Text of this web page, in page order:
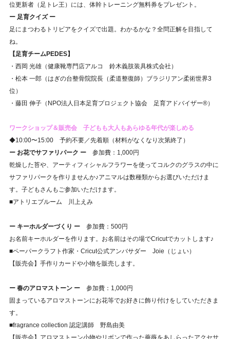
位更新者（足トレ王）には、体幹トレーニング無料券をプレゼント。
ー 足育クイズ ー
足にまつわるトリビアをクイズで出題。わかるかな？全問正解を目指して
ね。
【足育チームPEDES】
・西岡 光雄（健康靴専門店アルコ 鈴木義肢装具株式会社）
・松本 一郎（はぎの台整骨院院長（柔道整復師）ブラジリアン柔術世界3
位）
・藤田 伸子（NPO法人日本足育プロジェクト協会 足育アドバイザー®︎）
ワークショップ＆販売会 子どもも大人もあらゆる年代が楽しめる
◆10:00〜15:00 予約不要／先着順（材料がなくなり次第終了）
ー お花でサファリパーク ー 参加費：1,000円
乾燥した苔や、アーティフィシャルフラワーを使ってコルクのグラスの中に
サファリパークを作りませんか♪アニマルは数種類からお選びいただけま
す。子どもさんもご参加いただけます。
■アトリエブルーム 川上えみ
ー キーホルダーづくり ー 参加費：500円
お名前キーホルダーを作ります。お名前はその場でCricutでカットします♪
■ペーパークラフト作家・Cricut公式アンバサダー Joie（じょい）
【販売会】手作りカードや小物を販売します。
ー 春のアロマストーン ー 参加費：1,000円
固まっているアロマストーンにお花等でお好きに飾り付けをしていただきま
す。
■fragrance collection 認定講師 野島由美
【販売会】アロマストーン小物やリボンで作った薔薇をあしらったアクセサ